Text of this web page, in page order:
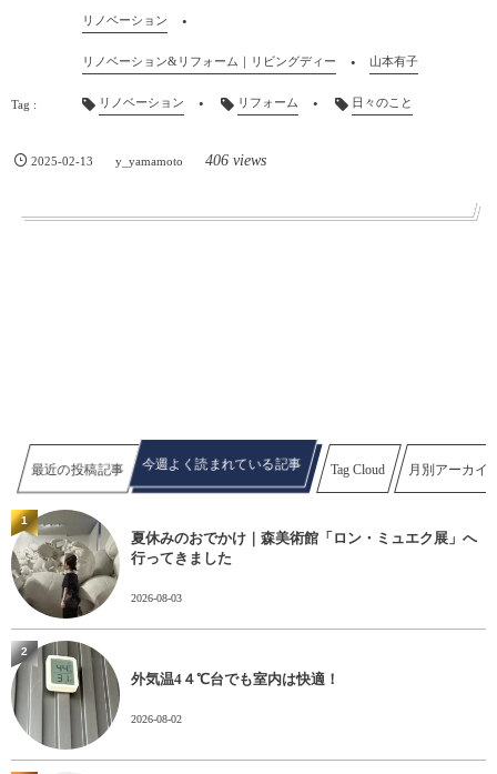
リノベーション
リノベーション&リフォーム｜リビングディー 山本有子
リノベーション リフォーム 日々のこと
2025-02-13 y_yamamoto 406 views
最近の投稿記事 今週よく読まれている記事 Tag Cloud 月別アーカイ
夏休みのおでかけ｜森美術館「ロン・ミュエク展」へ
行ってきました
2026-08-03
1
外気温4４℃台でも室内は快適！
2026-08-02
2